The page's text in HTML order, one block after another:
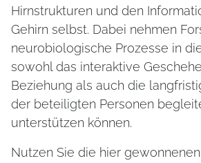
Hirnstrukturen und den
Gehirn selbst. Dabei nehmen
neurobiologische Prozesse in
sowohl das interaktive
Beziehung als auch die
der beteiligten Personen
unterstützen können.
Nutzen Sie die hier